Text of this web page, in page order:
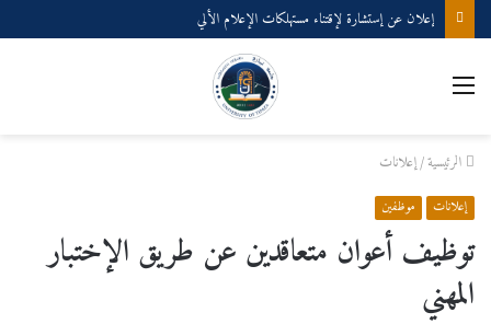
إعلان عن إستشارة لإقتناء مستهلكات الإعلام الألي
القائمة
الرئيسية/إعلانات
إعلانات موظفين
توظيف أعوان متعاقدين عن طريق الإختبار
المهني